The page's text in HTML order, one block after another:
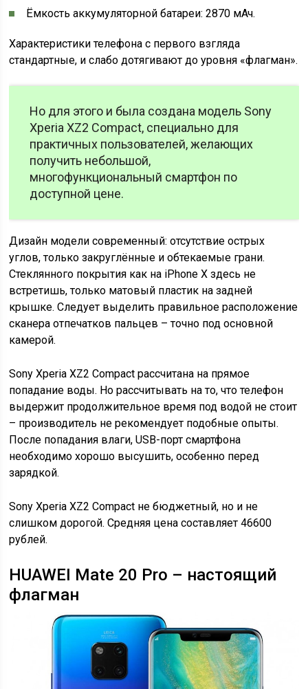
Ёмкость аккумуляторной батареи: 2870 мАч.
Характеристики телефона с первого взгляда
стандартные, и слабо дотягивают до уровня «флагман».
Но для этого и была создана модель Sony
Xperia XZ2 Compact, специально для
практичных пользователей, желающих
получить небольшой,
многофункциональный смартфон по
доступной цене.
Дизайн модели современный: отсутствие острых
углов, только закруглённые и обтекаемые грани.
Стеклянного покрытия как на iPhone X здесь не
встретишь, только матовый пластик на задней
крышке. Следует выделить правильное расположение
сканера отпечатков пальцев – точно под основной
камерой.
Sony Xperia XZ2 Compact рассчитана на прямое
попадание воды. Но рассчитывать на то, что телефон
выдержит продолжительное время под водой не стоит
– производитель не рекомендует подобные опыты.
После попадания влаги, USB-порт смартфона
необходимо хорошо высушить, особенно перед
зарядкой.
Sony Xperia XZ2 Compact не бюджетный, но и не
слишком дорогой. Средняя цена составляет 46600
рублей.
HUAWEI Mate 20 Pro – настоящий
флагман